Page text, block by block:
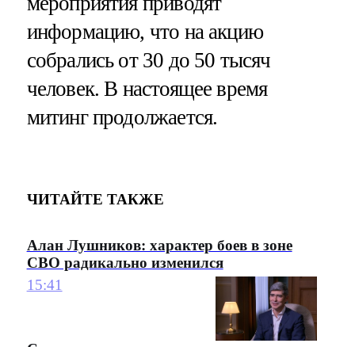
информацию, что на акцию
собрались от 30 до 50 тысяч
человек. В настоящее время
митинг продолжается.
ЧИТАЙТЕ ТАКЖЕ
Алан Лушников: характер боев в зоне
СВО радикально изменился
15:41